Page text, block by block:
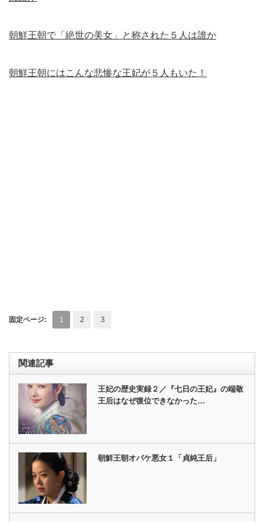
朝鮮王朝で「絶世の美女」と称された５人は誰か
朝鮮王朝にはこんな悲惨な王妃が５人もいた！
固定ページ: 1 2 3
関連記事
王妃の歴史実録２／『七日の王妃』の端敬
王后はなぜ復位できなかった…
朝鮮王朝オバケ悪女１「貞純王后」